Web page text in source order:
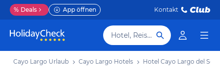
% Deals App öffnen Kontakt
Hotel, Reiseziel
Cayo Largo Urlaub Cayo Largo Hotels Hotel Cayo Largo del Sol